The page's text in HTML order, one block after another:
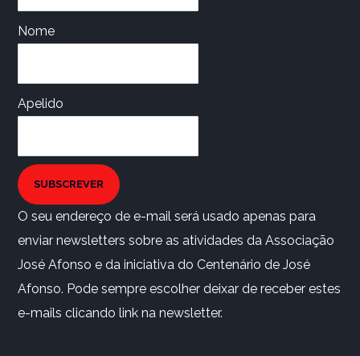
Nome
Apelido
SUBSCREVER
O seu endereço de e-mail será usado apenas para
enviar newsletters sobre as atividades da Associação
José Afonso e da iniciativa do Centenário de José
Afonso. Pode sempre escolher deixar de receber estes
e-mails clicando link na newsletter.